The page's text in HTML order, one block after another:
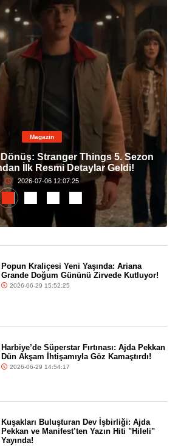
Magazin
Stranger Things 5. Sezon
İlk Resmi Detaylar Geldi!
2026-07-06 12:07:25
Popun Kraliçesi Yeni Yaşında: Ariana
Grande Doğum Gününü Zirvede Kutluyor!
2026-06-29 15:52:25
Harbiye’de Süperstar Fırtınası: Ajda Pekkan
Dün Akşam İhtişamıyla Göz Kamaştırdı!
2026-06-29 14:54:17
Kuşakları Buluşturan Dev İşbirliği: Ajda
Pekkan ve Manifest’ten Yazın Hiti "Hileli"
Yayında!